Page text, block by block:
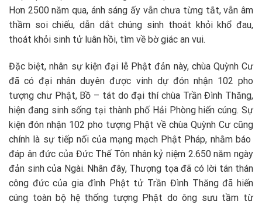
Hơn 2500 năm qua, ánh sáng ấy vẫn chưa từng tắt, vẫn âm
thầm soi chiếu, dẫn dắt chúng sinh thoát khỏi khổ đau,
thoát khỏi sinh tử luân hồi, tìm về bờ giác an vui.
Đặc biệt, nhân sự kiện đại lễ Phật đản này, chùa Quỳnh Cư
đã có đại nhân duyên được vinh dự đón nhận 102 pho
tượng chư Phật, Bồ – tát do đại thí chùa Trần Đình Thăng,
hiện đang sinh sống tại thành phố Hải Phòng hiến cúng. Sự
kiện đón nhận 102 pho tượng Phật về chùa Quỳnh Cư cũng
chính là sự tiếp nối của mạng mạch Phật Pháp, nhằm báo
đáp ân đức của Đức Thế Tôn nhân kỷ niệm 2.650 năm ngày
đản sinh của Ngài. Nhân đây, Thượng tọa đã có lời tán thán
công đức của gia đình Phật tử Trần Đình Thăng đã hiến
cúng toàn bộ hệ thống tượng Phật do ông sưu tầm từ